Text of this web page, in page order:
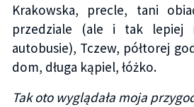
Krakowska, precle, tani
przedziale (ale i tak lepiej
autobusie), Tczew, półtorej
dom, długa kąpiel, łóżko.
Tak oto wyglądała moja